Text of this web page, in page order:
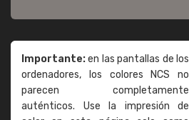
Importante:en las pantallas de los
ordenadores, los colores NCS no
parecen completamente
auténticos. Use la impresión de